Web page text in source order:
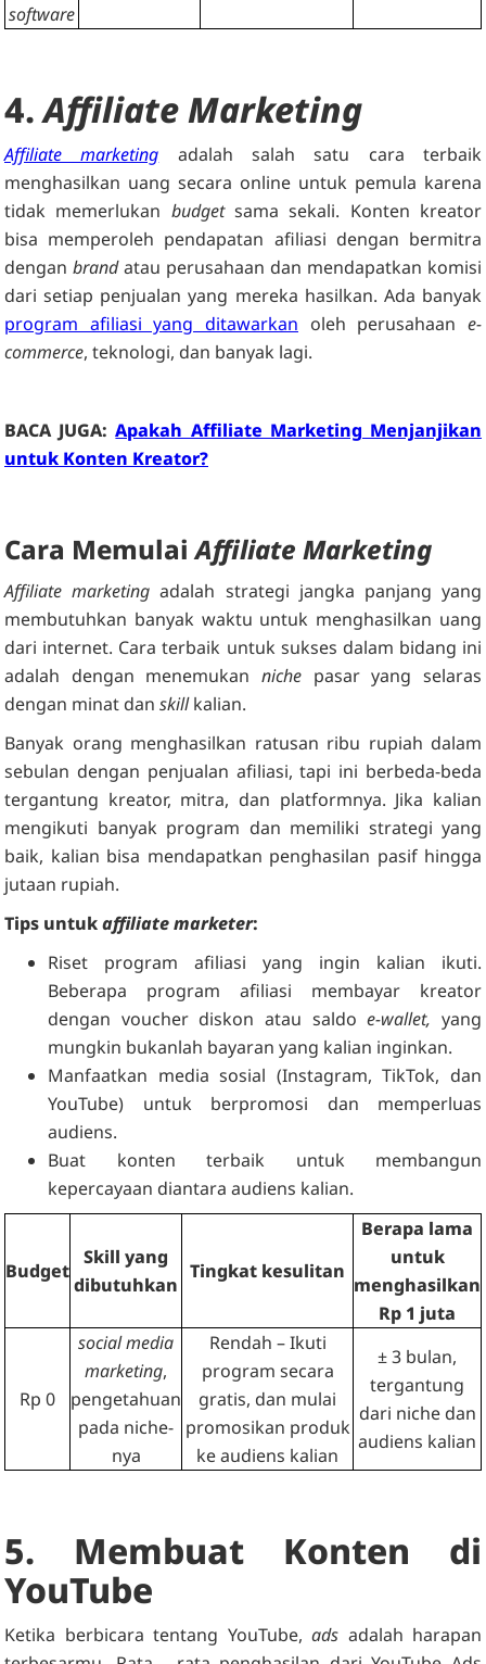
software
4.Affiliate Marketing
Affiliate marketing adalah salah satu cara terbaik
menghasilkan uang secara online untuk pemula karena
tidak memerlukan budgetsama sekali. Konten kreator
bisa memperoleh pendapatan afiliasi dengan bermitra
dengan brandatau perusahaan dan mendapatkan komisi
dari setiap penjualan yang mereka hasilkan. Ada banyak
program afiliasi yang ditawarkan oleh perusahaan e-
commerce, teknologi, dan banyak lagi.
BACA JUGA:Apakah Affiliate Marketing Menjanjikan
untuk Konten Kreator?
Cara MemulaiAffiliate Marketing
Affiliate marketing adalah strategi jangka panjang yang
membutuhkan banyak waktu untuk menghasilkan uang
dari internet. Cara terbaik untuk sukses dalam bidang ini
adalah dengan menemukan niche pasar yang selaras
dengan minat dan skillkalian.
Banyak orang menghasilkan ratusan ribu rupiah dalam
sebulan dengan penjualan afiliasi, tapi ini berbeda-beda
tergantung kreator, mitra, dan platformnya. Jika kalian
mengikuti banyak program dan memiliki strategi yang
baik, kalian bisa mendapatkan penghasilan pasif hingga
jutaan rupiah.
Tips untukaffiliate marketer:
Riset program afiliasi yang ingin kalian ikuti.
Beberapa program afiliasi membayar kreator
dengan voucher diskon atau saldoe-wallet,yang
mungkin bukanlah bayaran yang kalian inginkan.
Manfaatkan media sosial (Instagram, TikTok, dan
YouTube) untuk berpromosi dan memperluas
audiens.
Buat konten terbaik untuk membangun
kepercayaan diantara audiens kalian.
Budget
Skill yang
dibutuhkan
Tingkat kesulitan
Berapa lama
untuk
menghasilkan
Rp 1 juta
Rp 0
social media
marketing,
pengetahuan
pada niche-
nya
Rendah – Ikuti
program secara
gratis, dan mulai
promosikan produk
ke audiens kalian
± 3 bulan,
tergantung
dari niche dan
audiens kalian
5. Membuat Konten di
YouTube
Ketika berbicara tentang YouTube, ads adalah harapan